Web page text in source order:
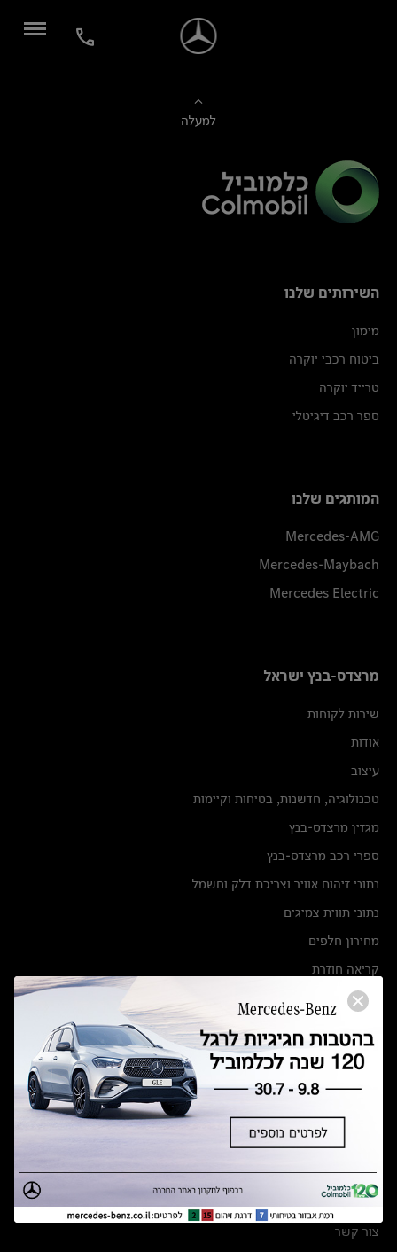
למעלה
השירותים שלנו
מימון
ביטוח רכבי יוקרה
טרייד יוקרה
ספר רכב דיגיטלי
המותגים שלנו
Mercedes-AMG
Mercedes-Maybach
Mercedes Electric
מרצדס-בנץ ישראל
שירות לקוחות
אודות
עיצוב
טכנולוגיה, חדשנות, בטיחות וקיימות
מגזין מרצדס-בנץ
ספרי רכב מרצדס-בנץ
נתוני זיהום אוויר וצריכת דלק וחשמל
נתוני תווית צמיגים
מחירון חלפים
קריאה חוזרת
הודעה על הטבות לרכבי מרצדס בהסדר פשרה בתצ 56447-02-19
תקנון ימי מכירות 120 לכלמוביל
מצאו אותנו
אולמות תצוגה
מרכזי שירות
צור קשר